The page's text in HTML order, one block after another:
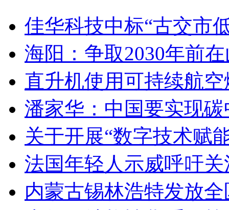
佳华科技中标“古交市
海阳：争取2030年前
直升机使用可持续航
潘家华：中国要实现
关于开展“数字技术赋
法国年轻人示威呼吁
内蒙古锡林浩特发放